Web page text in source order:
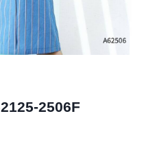
2506F